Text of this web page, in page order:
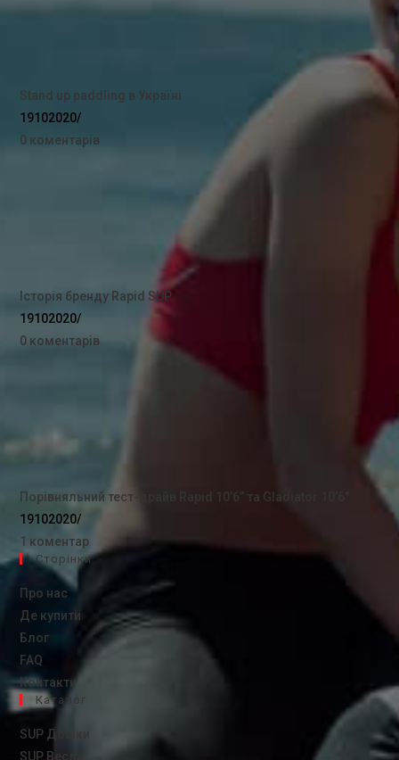
Stand up paddling в Україні
19102020/
0 коментарів
Історія бренду Rapid SUP
19102020/
0 коментарів
Порівняльний тест-драйв Rapid 10’6” та Gladiator 10’6″
19102020/
1 коментар
Сторінки
Про нас
Де купити
Блог
FAQ
Контакти
Каталог
SUP Дошки
SUP Весла